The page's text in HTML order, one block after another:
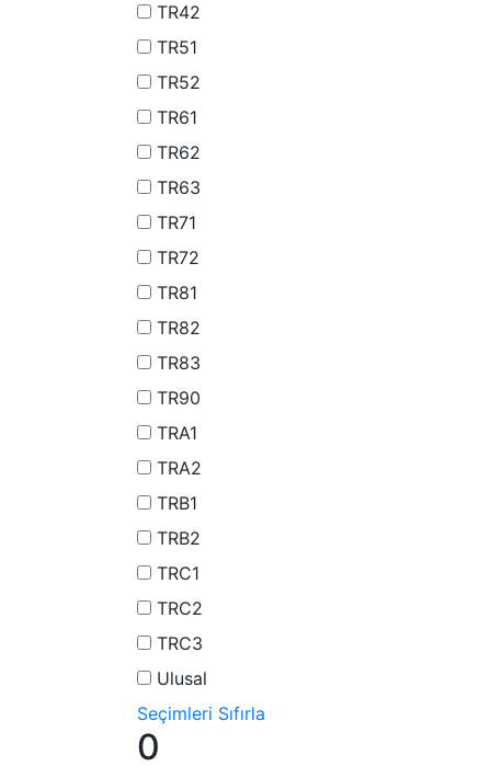
TR42
TR51
TR52
TR61
TR62
TR63
TR71
TR72
TR81
TR82
TR83
TR90
TRA1
TRA2
TRB1
TRB2
TRC1
TRC2
TRC3
Ulusal
Seçimleri Sıfırla
0